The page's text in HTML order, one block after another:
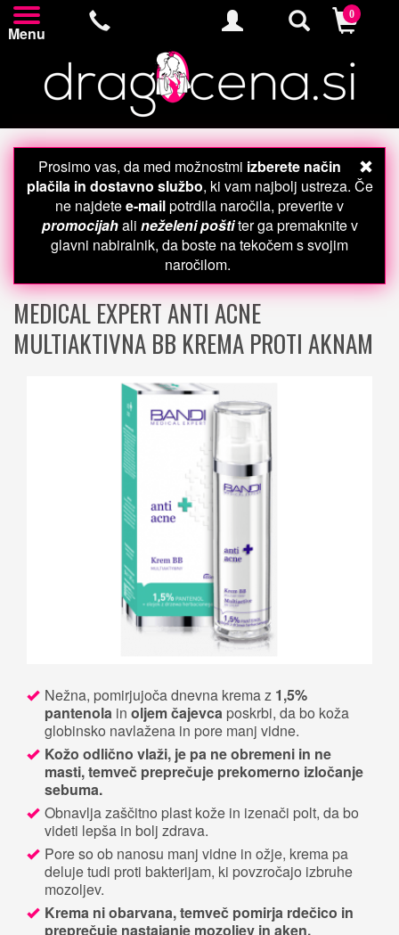
Menu
0
Prosimo vas, da med možnostmi izberete način
plačila in dostavno službo, ki vam najbolj ustreza. Če
ne najdetee-mailpotrdila naročila, preverite v
promocijahali neželeni poštiter ga premaknite v
glavni nabiralnik, da boste na tekočem s svojim
naročilom.
MEDICAL EXPERT ANTI ACNE
MULTIAKTIVNA BB KREMA PROTI AKNAM
Nežna, pomirjujoča dnevna krema z 1,5%
pantenola in oljem čajevca poskrbi, da bo koža
globinsko navlažena in pore manj vidne.
Kožo odlično vlaži, je pa ne obremeni in ne
masti, temveč preprečuje prekomerno izločanje
sebuma.
Obnavlja zaščitno plast kože in izenači polt, da bo
videti lepša in bolj zdrava.
Pore so ob nanosu manj vidne in ožje, krema pa
deluje tudi proti bakterijam, ki povzročajo izbruhe
mozoljev.
Krema ni obarvana, temveč pomirja rdečico in
preprečuje nastajanje mozoljev in aken.